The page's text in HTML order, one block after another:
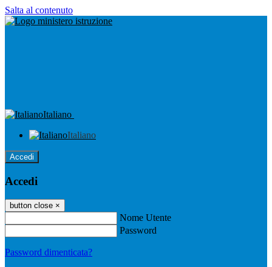
Salta al contenuto
Italiano
Italiano
Accedi
Accedi
button close ×
Nome Utente
Password
Password dimenticata?